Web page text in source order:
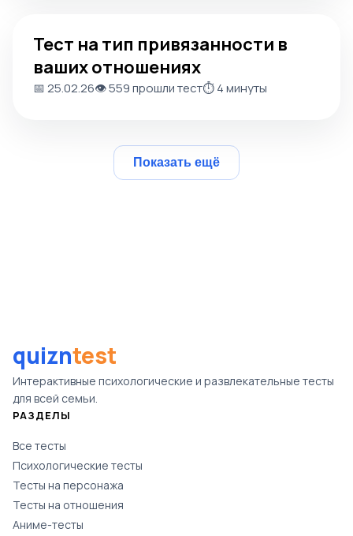
Тест на тип привязанности в
ваших отношениях
📅 25.02.26👁️ 559 прошли тест⏱️ 4 минуты
Показать ещё
quizntest
Интерактивные психологические и развлекательные тесты
для всей семьи.
РАЗДЕЛЫ
Все тесты
Психологические тесты
Тесты на персонажа
Тесты на отношения
Аниме-тесты